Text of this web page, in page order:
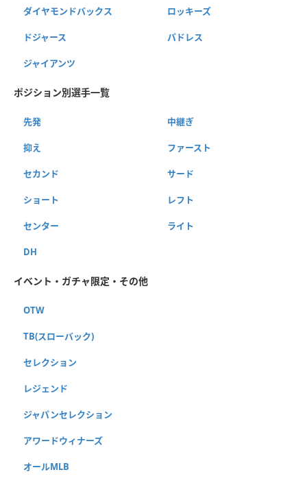
ダイヤモンドバックス ロッキーズ
ドジャース パドレス
ジャイアンツ
ポジション別選手一覧
先発 中継ぎ
抑え ファースト
セカンド サード
ショート レフト
センター ライト
DH
イベント・ガチャ限定・その他
OTW
TB(スローバック)
セレクション
レジェンド
ジャパンセレクション
アワードウィナーズ
オールMLB